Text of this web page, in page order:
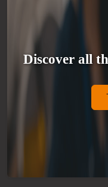
Discover all